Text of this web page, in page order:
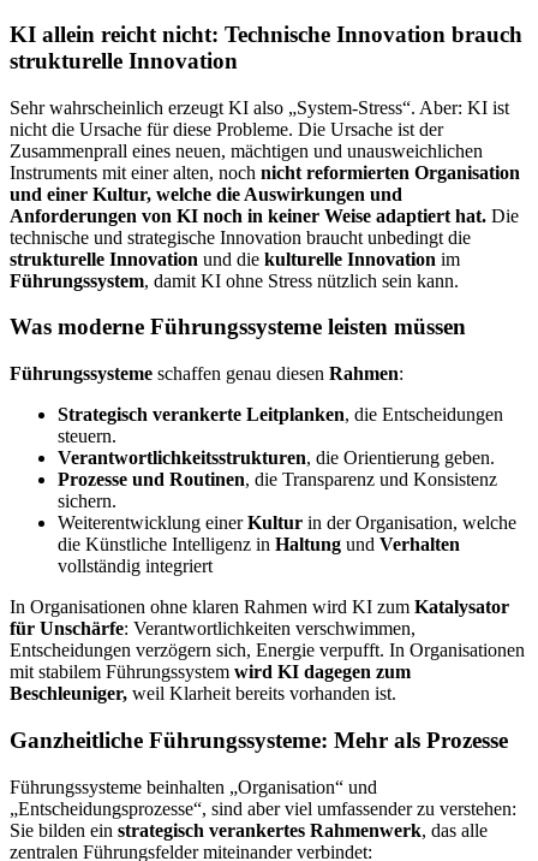
KI allein reicht nicht: Technische Innovation brauch
strukturelle Innovation
Sehr wahrscheinlich erzeugt KI also „System-Stress“. Aber: KI ist
nicht die Ursache für diese Probleme. Die Ursache ist der
Zusammenprall eines neuen, mächtigen und unausweichlichen
Instruments mit einer alten, noch nicht reformierten Organisation
und einer Kultur, welche die Auswirkungen und
Anforderungen von KI noch in keiner Weise adaptiert hat. Die
technische und strategische Innovation braucht unbedingt die
strukturelle Innovation und die kulturelle Innovation im
Führungssystem, damit KI ohne Stress nützlich sein kann.
Was moderne Führungssysteme leisten müssen
Führungssysteme schaffen genau diesen Rahmen:
Strategisch verankerte Leitplanken, die Entscheidungen
steuern.
Verantwortlichkeitsstrukturen, die Orientierung geben.
Prozesse und Routinen, die Transparenz und Konsistenz
sichern.
Weiterentwicklung einerKultur in der Organisation, welche
die Künstliche Intelligenz in Haltung und Verhalten
vollständig integriert
In Organisationen ohne klaren Rahmen wird KI zum Katalysator
für Unschärfe: Verantwortlichkeiten verschwimmen,
Entscheidungen verzögern sich, Energie verpufft. In Organisationen
mit stabilem Führungssystem wird KI dagegen zum
Beschleuniger, weil Klarheit bereits vorhanden ist.
Ganzheitliche Führungssysteme: Mehr als Prozesse
Führungssysteme beinhalten „Organisation“ und
„Entscheidungsprozesse“, sind aber viel umfassender zu verstehen:
Sie bilden ein strategisch verankertes Rahmenwerk, das alle
zentralen Führungsfelder miteinander verbindet: